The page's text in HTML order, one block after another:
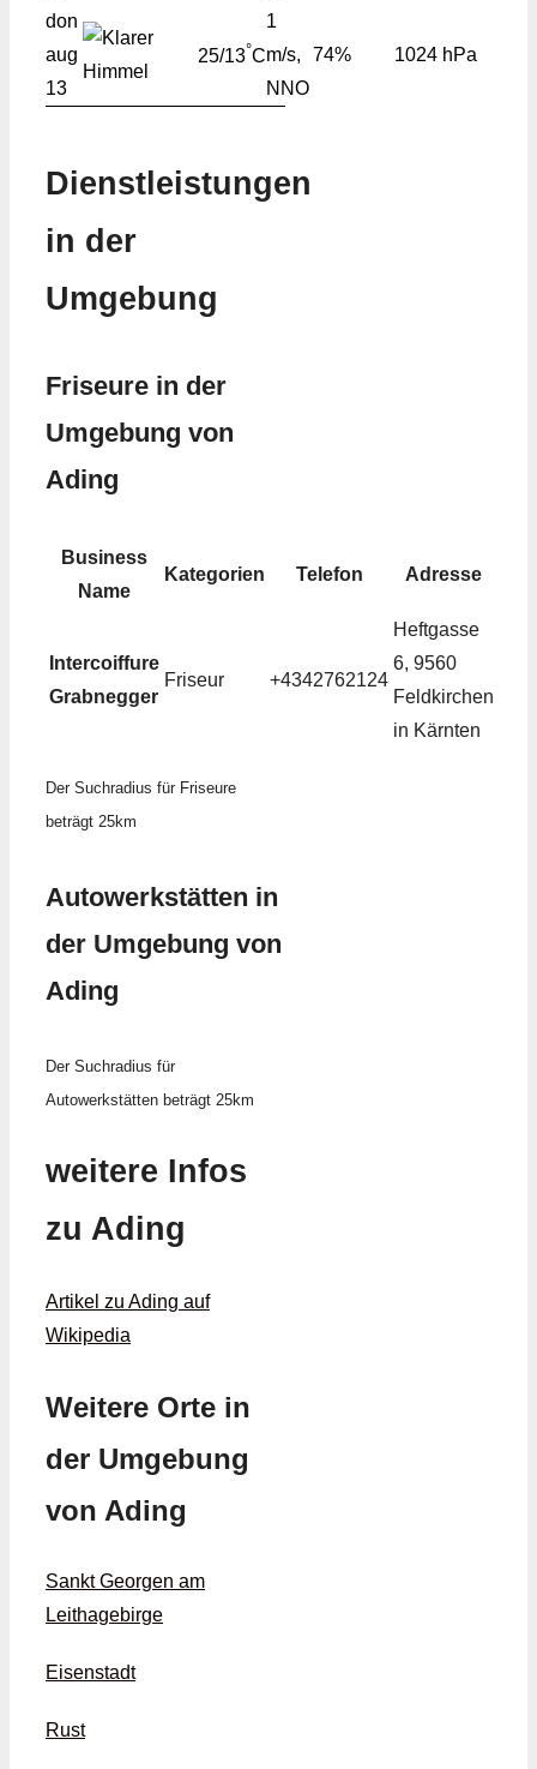
don
aug
13
25/13°C
1
m/s,
NNO
74% 1024 hPa
Dienstleistungen
in der
Umgebung
Friseure in der
Umgebung von
Ading
Business
Name
Kategorien Telefon Adresse
Intercoiffure
Grabnegger
Friseur +4342762124
Heftgasse
6, 9560
Feldkirchen
in Kärnten
Der Suchradius für Friseure
beträgt 25km
Autowerkstätten in
der Umgebung von
Ading
Der Suchradius für
Autowerkstätten beträgt 25km
weitere Infos
zu Ading
Artikel zu Ading auf
Wikipedia
Weitere Orte in
der Umgebung
von Ading
Sankt Georgen am
Leithagebirge
Eisenstadt
Rust